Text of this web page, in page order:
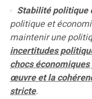
Stabilité politique
politique et
maintenir une
incertitudes
chocs
œuvre et la
stricte.